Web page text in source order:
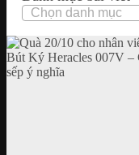
Danh
mục
bài
viết